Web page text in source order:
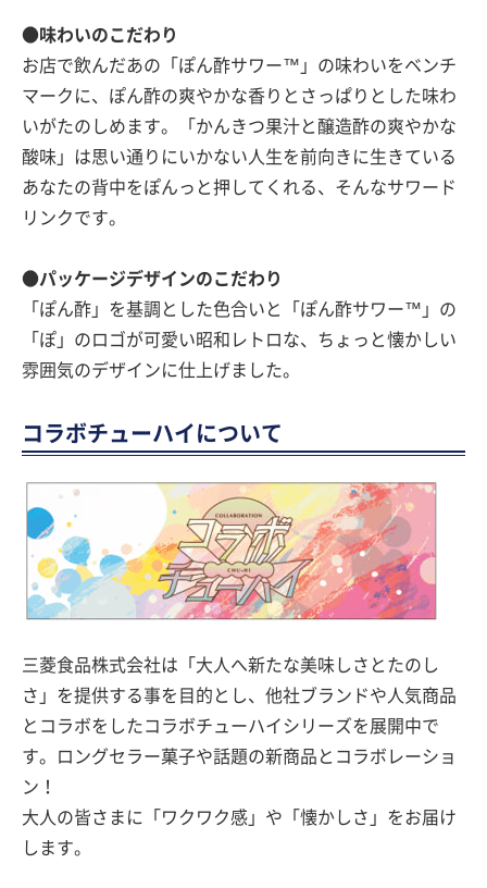
●味わいのこだわり
お店で飲んだあの「ぽん酢サワー™」の味わいをベンチ
マークに、ぽん酢の爽やかな香りとさっぱりとした味わ
いがたのしめます。「かんきつ果汁と醸造酢の爽やかな
酸味」は思い通りにいかない人生を前向きに生きている
あなたの背中をぽんっと押してくれる、そんなサワード
リンクです。
●パッケージデザインのこだわり
「ぽん酢」を基調とした色合いと「ぽん酢サワー™」の
「ぽ」のロゴが可愛い昭和レトロな、ちょっと懐かしい
雰囲気のデザインに仕上げました。
コラボチューハイについて
三菱食品株式会社は「大人へ新たな美味しさとたのし
さ」を提供する事を目的とし、他社ブランドや人気商品
とコラボをしたコラボチューハイシリーズを展開中で
す。ロングセラー菓子や話題の新商品とコラボレーショ
ン！
大人の皆さまに「ワクワク感」や「懐かしさ」をお届け
します。